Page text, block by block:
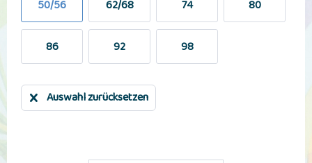
50/56
62/68 74 80
86 92 98
Auswahl zurücksetzen